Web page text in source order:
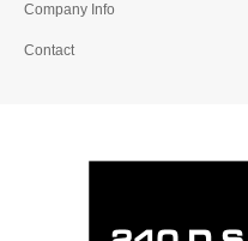
Company Info
Contact